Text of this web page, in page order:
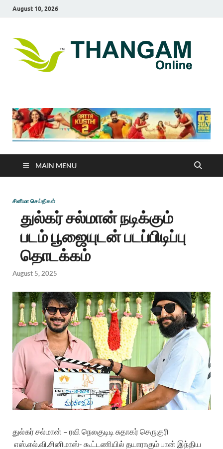
August 10, 2026
MAIN MENU
சினிமா செய்திகள்
துல்கர் சல்மான் நடிக்கும்
படம் பூஜையுடன் படப்பிடிப்பு
தொடக்கம்
August 5, 2025
துல்கர் சல்மான் – ரவி நெலகுடிடி சுதாகர் செருகுரி
எஸ்.எல்.வி. சினிமாஸ்- கூட்டணியில் தயாராகும் பான் இந்திய